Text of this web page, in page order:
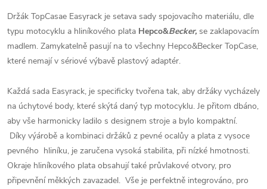
Držák TopCasae Easyrack je setava sady spojovacího materiálu, dle
typu motocyklu a hliníkového plata Hepco&Becker, se zaklapovacím
madlem. Zamykatelně pasují na to všechny Hepco&Becker TopCase,
které nemají v sériové výbavě plastový adaptér.
Každá sada Easyrack, je specificky tvořena tak, aby držáky vycházely
na úchytové body, které skýtá daný typ motocyklu. Je přitom dbáno,
aby vše harmonicky ladilo s designem stroje a bylo kompaktní.
Díky výárobě a kombinaci držáků z pevné ocalůy a plata z vysoce
pevného hliníku, je zaručena vysoká stabilita, při nízké hmotnosti.
Okraje hliníkového plata obsahují také průvlakové otvory, pro
připevnění měkkých zavazadel. Vše je perfektně integrováno, pro